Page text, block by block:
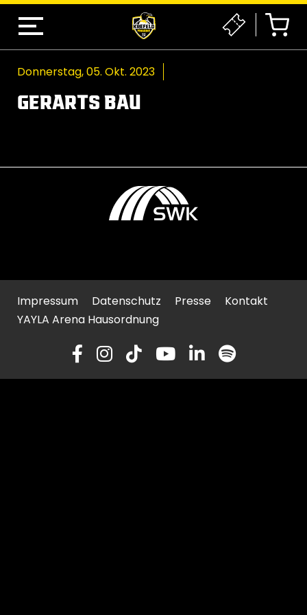
Donnerstag, 05. Okt. 2023
GERARTS BAU
Impressum Datenschutz Presse
Kontakt
YAYLA Arena Hausordnung